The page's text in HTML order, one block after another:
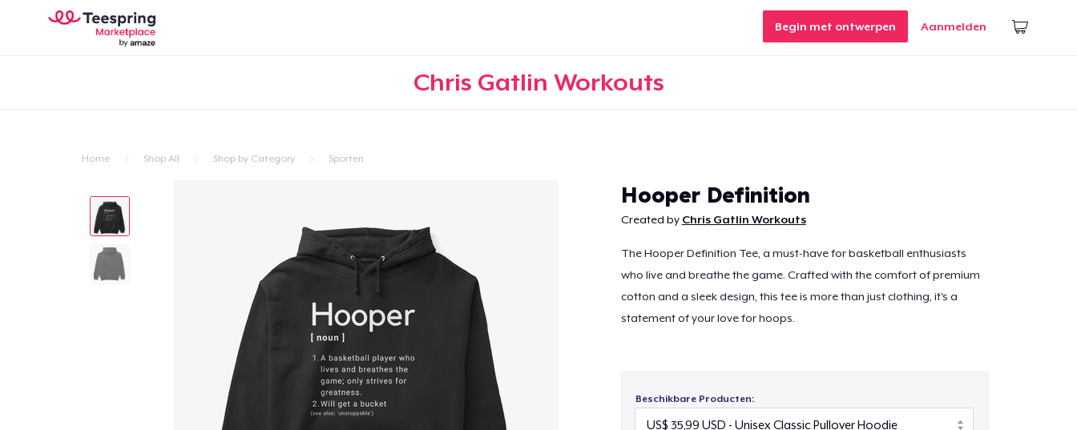
Begin met ontwerpen Aanmelden
Chris Gatlin Workouts
Home Shop All Shop by Category Sporten
Hooper Definition
Created by Chris Gatlin Workouts
The Hooper Definition Tee, a must-have for basketball enthusiasts
who live and breathe the game. Crafted with the comfort of premium
cotton and a sleek design, this tee is more than just clothing, it's a
statement of your love for hoops.
Beschikbare Producten: